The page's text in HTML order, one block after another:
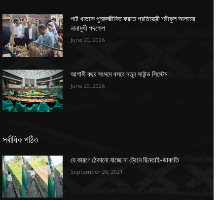
পাট খাতকে পুনরুজ্জীবিত করতে প্রতিমন্ত্রী শরীফুল আলমের
নানামুখী পদক্ষেপ
June 20, 2026
আগামী বছর সংসদে বসবে নতুন সাউন্ড সিস্টেম
June 20, 2026
সর্বাধিক পঠিত
যে কারণে ঠেকানো যাচ্ছে না ট্রেনে ছিনতাই-ডাকাতি
September 26, 2021